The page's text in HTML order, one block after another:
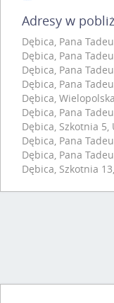
Adresy w
Dębica, Pana
Dębica, Pana
Dębica, Pana
Dębica, Pana
Dębica,
Dębica, Pana
Dębica, Szkotnia 5,
Dębica, Pana
Dębica, Pana
Dębica, Szkotnia